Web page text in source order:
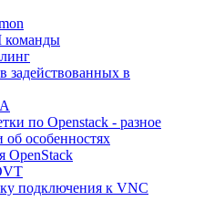
команды
задействованных в
по Openstack - разное
особенностях
OpenStack
подключения к VNC